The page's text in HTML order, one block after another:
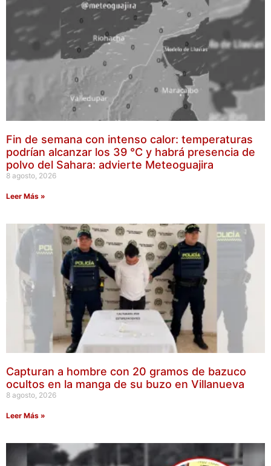
Fin de semana con intenso calor: temperaturas
podrían alcanzar los 39 °C y habrá presencia de
polvo del Sahara: advierte Meteoguajira
8 agosto, 2026
Leer Más »
Capturan a hombre con 20 gramos de bazuco
ocultos en la manga de su buzo en Villanueva
8 agosto, 2026
Leer Más »